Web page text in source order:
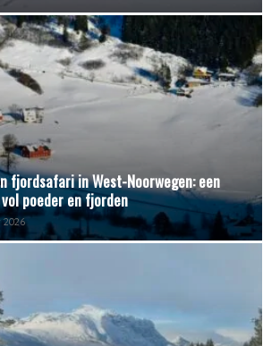
fjordsafari in West-Noorwegen: een
poeder en fjorden